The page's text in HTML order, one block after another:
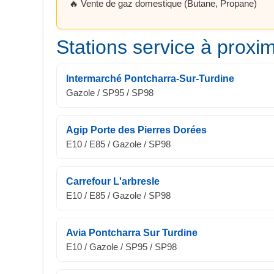
🔥 Vente de gaz domestique (Butane, Propane)
Stations service à
Intermarché Pontcharra-Sur-Turdine
Gazole / SP95 / SP98
Agip Porte des Pierres Dorées
E10 / E85 / Gazole / SP98
Carrefour L'arbresle
E10 / E85 / Gazole / SP98
Avia Pontcharra Sur Turdine
E10 / Gazole / SP95 / SP98